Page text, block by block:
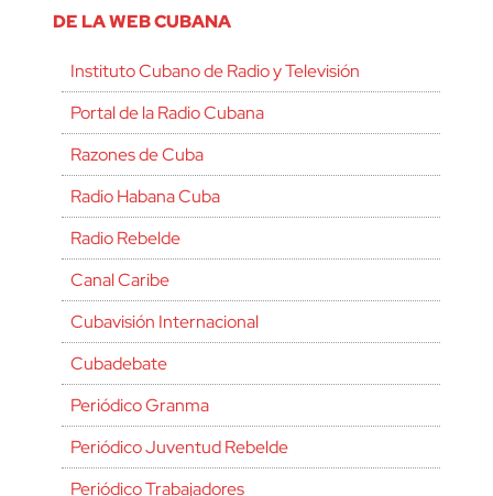
DE LA WEB CUBANA
Instituto Cubano de Radio y Televisión
Portal de la Radio Cubana
Razones de Cuba
Radio Habana Cuba
Radio Rebelde
Canal Caribe
Cubavisión Internacional
Cubadebate
Periódico Granma
Periódico Juventud Rebelde
Periódico Trabajadores